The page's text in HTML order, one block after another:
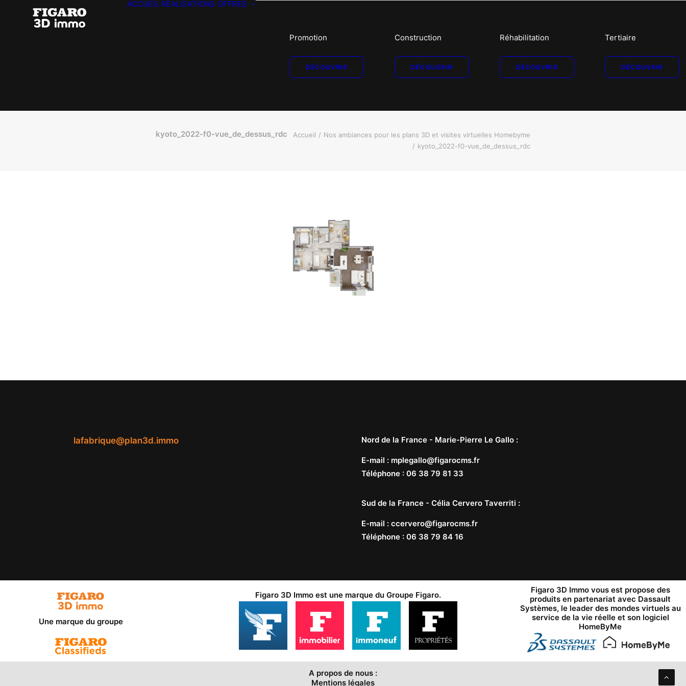
ACCUEIL RÉALISATIONS OFFRES
Promotion
DÉCOUVRIR
Construction
DÉCOUVRIR
Réhabilitation
DÉCOUVRIR
Tertiaire
DÉCOUVRIR
kyoto_2022-f0-vue_de_dessus_rdc Accueil
Nos ambiances pour les plans 3D et visites virtuelles Homebyme
kyoto_2022-f0-vue_de_dessus_rdc
lafabrique@plan3d.immo Nord de la France - Marie-Pierre Le Gallo :
E-mail : mplegallo@figarocms.fr
Téléphone : 06 38 79 81 33
Sud de la France - Célia Cervero Taverriti :
E-mail : ccervero@figarocms.fr
Téléphone : 06 38 79 84 16
Une marque du groupe
Figaro 3D Immo est une marque du Groupe Figaro.
Figaro 3D Immo vous est propose des
produits en partenariat avec Dassault
Systèmes, le leader des mondes virtuels au
service de la vie réelle et son logiciel
HomeByMe
A propos de nous :
Mentions légales